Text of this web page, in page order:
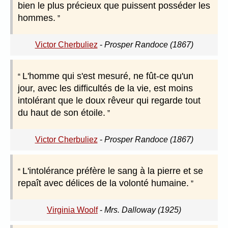
bien le plus précieux que puissent posséder les
hommes.
Victor Cherbuliez - Prosper Randoce (1867)
L'homme qui s'est mesuré, ne fût-ce qu'un
jour, avec les difficultés de la vie, est moins
intolérant que le doux rêveur qui regarde tout
du haut de son étoile.
Victor Cherbuliez - Prosper Randoce (1867)
L'intolérance préfère le sang à la pierre et se
repaît avec délices de la volonté humaine.
Virginia Woolf- Mrs. Dalloway (1925)